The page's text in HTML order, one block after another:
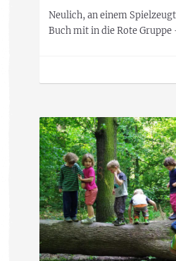
Neulich, an einem
Buch mit in die Rote Gruppe